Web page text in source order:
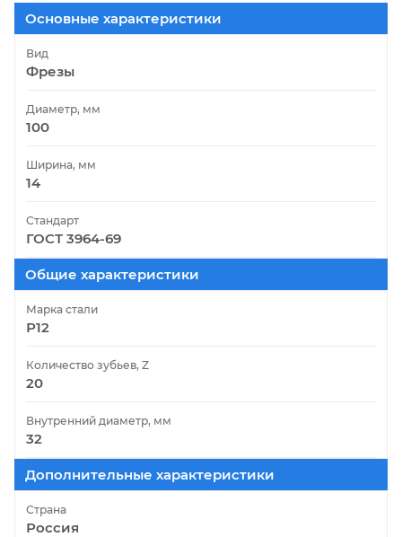
Основные характеристики
Вид
Фрезы
Диаметр, мм
100
Ширина, мм
14
Стандарт
ГОСТ 3964-69
Общие характеристики
Марка стали
Р12
Количество зубьев, Z
20
Внутренний диаметр, мм
32
Дополнительные характеристики
Страна
Россия